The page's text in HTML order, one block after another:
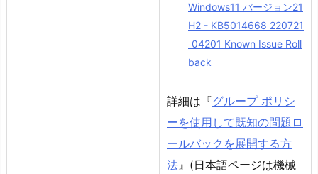
Windows11 バージョン21
H2 - KB5014668 220721
_04201 Known Issue Roll
back
詳細は『グループ ポリシ
ーを使用して既知の問題ロ
ールバックを展開する方
法 』(日本語ページは機械